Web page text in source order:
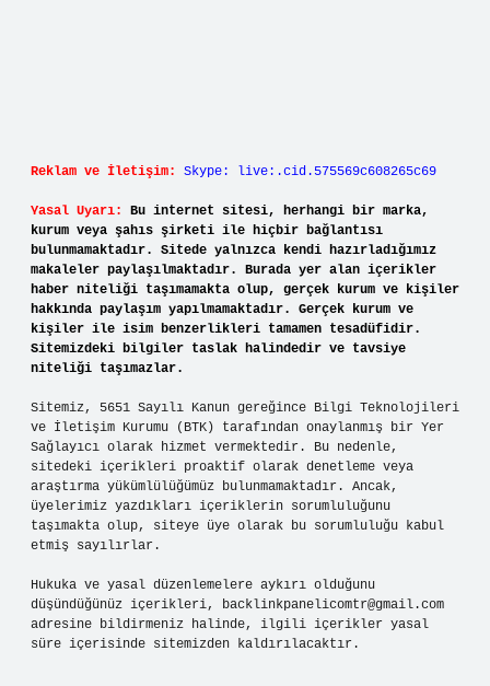
Reklam ve İletişim: Skype: live:.cid.575569c608265c69
Yasal Uyarı:
Bu internet sitesi, herhangi bir marka,
kurum veya şahıs şirketi ile hiçbir bağlantısı
bulunmamaktadır. Sitede yalnızca kendi hazırladığımız
makaleler paylaşılmaktadır. Burada yer alan içerikler
haber niteliği taşımamakta olup, gerçek kurum ve kişiler
hakkında paylaşım yapılmamaktadır. Gerçek kurum ve
kişiler ile isim benzerlikleri tamamen tesadüfidir.
Sitemizdeki bilgiler taslak halindedir ve tavsiye
niteliği taşımazlar.
Sitemiz, 5651 Sayılı Kanun gereğince Bilgi Teknolojileri
ve İletişim Kurumu (BTK) tarafından onaylanmış bir Yer
Sağlayıcı olarak hizmet vermektedir. Bu nedenle,
sitedeki içerikleri proaktif olarak denetleme veya
araştırma yükümlülüğümüz bulunmamaktadır. Ancak,
üyelerimiz yazdıkları içeriklerin sorumluluğunu
taşımakta olup, siteye üye olarak bu sorumluluğu kabul
etmiş sayılırlar.
Hukuka ve yasal düzenlemelere aykırı olduğunu
düşündüğünüz içerikleri, backlinkpanelicomtr@gmail.com
adresine bildirmeniz halinde, ilgili içerikler yasal
süre içerisinde sitemizden kaldırılacaktır.